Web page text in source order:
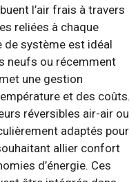
l’air frais à travers
reliées à chaque
de système est idéal
neufs ou récemment
une gestion
et des coûts.
réversibles air-air ou
adaptés pour
allier confort
d’énergie. Ces